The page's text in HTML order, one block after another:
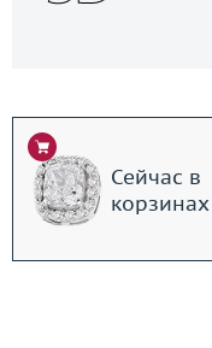
Сейчас в
корзинах